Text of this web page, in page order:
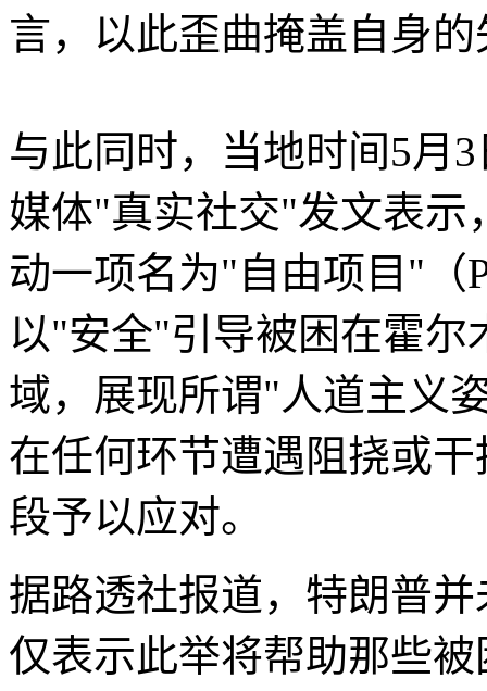
言，以此歪曲掩盖自身
与此同时，当地时间5月
媒体"真实社交"发文表示
动一项名为"自由项目"（
以"安全"引导被困在霍尔
域，展现所谓"人道主义
在任何环节遭遇阻挠或
段予以应对。
据路透社报道，特朗普
仅表示此举将帮助那些